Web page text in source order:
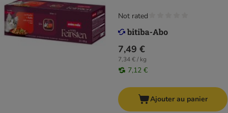
7,49 €
7,34 € / kg
7,12 €
Not rated
Ajouter au panier